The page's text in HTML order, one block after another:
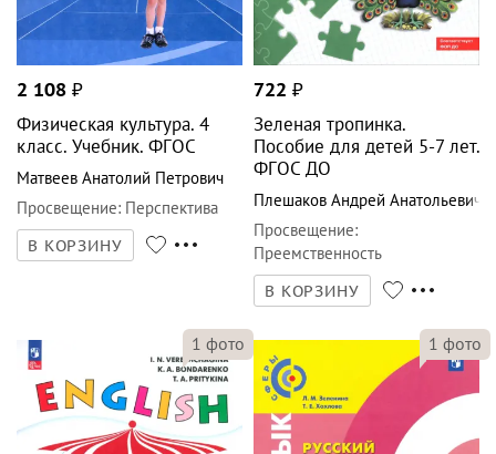
2 108 ₽
Физическая культура. 4
класс. Учебник. ФГОС
Матвеев Анатолий Петрович
Просвещение: Перспектива
В КОРЗИНУ
722 ₽
Зеленая тропинка.
Пособие для детей 5-7 лет.
ФГОС ДО
Плешаков Андрей Анатольевич
Просвещение:
Преемственность
В КОРЗИНУ
1 фото 1 фото